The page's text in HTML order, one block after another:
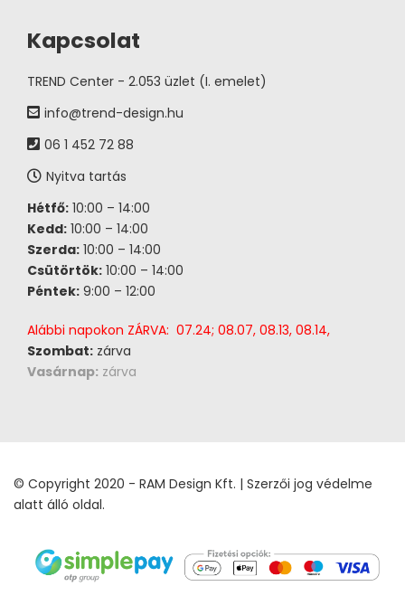
Kapcsolat
TREND Center - 2.053 üzlet (I. emelet)
info@trend-design.hu
06 1 452 72 88
Nyitva tartás
Hétfő: 10:00 – 14:00
Kedd: 10:00 – 14:00
Szerda: 10:00 – 14:00
Csütörtök: 10:00 – 14:00
Péntek: 9:00 – 12:00
Alábbi napokon ZÁRVA: 07.24; 08.07, 08.13, 08.14,
Szombat: zárva
Vasárnap: zárva
© Copyright 2020 - RAM Design Kft. | Szerzői jog védelme
alatt álló oldal.